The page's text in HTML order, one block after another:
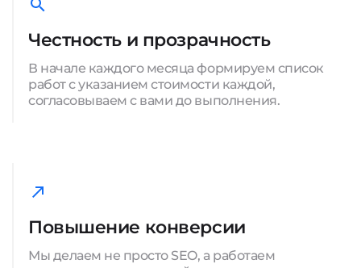
Честность и прозрачность
В начале каждого месяца формируем список
работ с указанием стоимости каждой,
согласовываем с вами до выполнения.
Повышение конверсии
Мы делаем не просто SEO, а работаем